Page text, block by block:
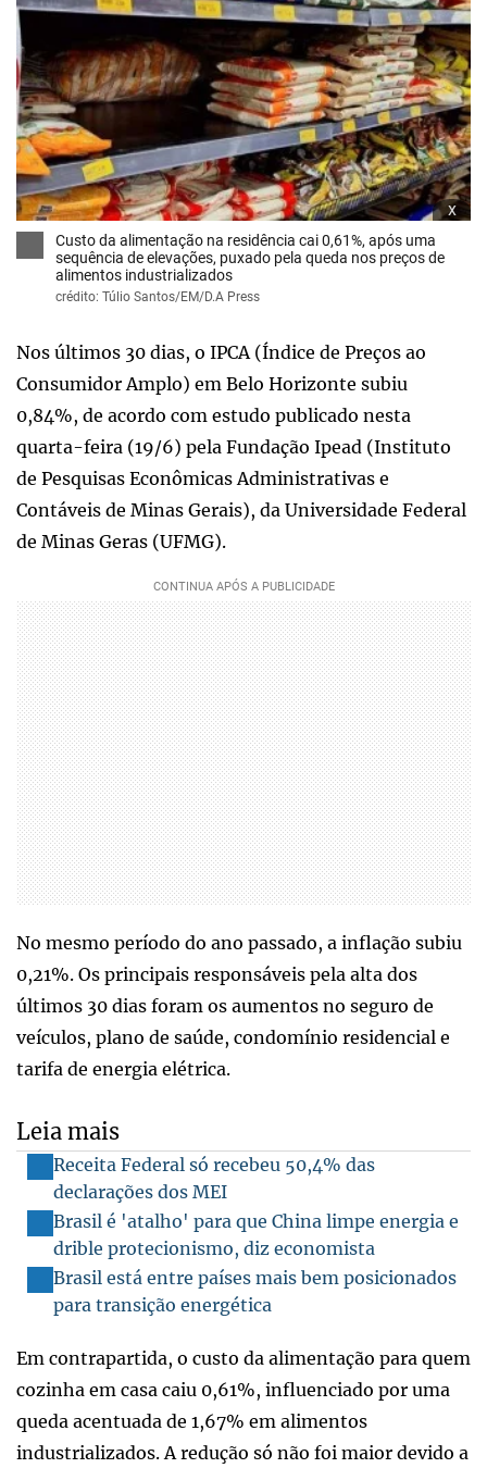
x
Custo da alimentação na residência cai 0,61%, após uma
sequência de elevações, puxado pela queda nos preços de
alimentos industrializados
crédito: Túlio Santos/EM/D.A Press
Nos últimos 30 dias, o IPCA (Índice de Preços ao
Consumidor Amplo) em Belo Horizonte subiu
0,84%, de acordo com estudo publicado nesta
quarta-feira (19/6) pela Fundação Ipead (Instituto
de Pesquisas Econômicas Administrativas e
Contáveis de Minas Gerais), da Universidade Federal
de Minas Geras (UFMG).
No mesmo período do ano passado, a inflação subiu
0,21%. Os principais responsáveis pela alta dos
últimos 30 dias foram os aumentos no seguro de
veículos, plano de saúde, condomínio residencial e
tarifa de energia elétrica.
Leia mais
Receita Federal só recebeu 50,4% das
declarações dos MEI
Brasil é 'atalho' para que China limpe energia e
drible protecionismo, diz economista
Brasil está entre países mais bem posicionados
para transição energética
Em contrapartida, o custo da alimentação para quem
cozinha em casa caiu 0,61%, influenciado por uma
queda acentuada de 1,67% em alimentos
industrializados. A redução só não foi maior devido a